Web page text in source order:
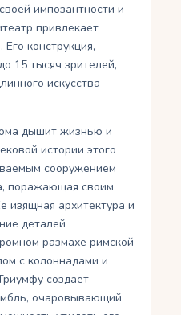
импозантности и
привлекает
конструкция,
15 тысяч зрителей,
искусства
дышит жизнью и
истории этого
сооружением
поражающая своим
изящная архитектура и
деталей
размахе римской
с колоннадами и
создает
очаровывающий